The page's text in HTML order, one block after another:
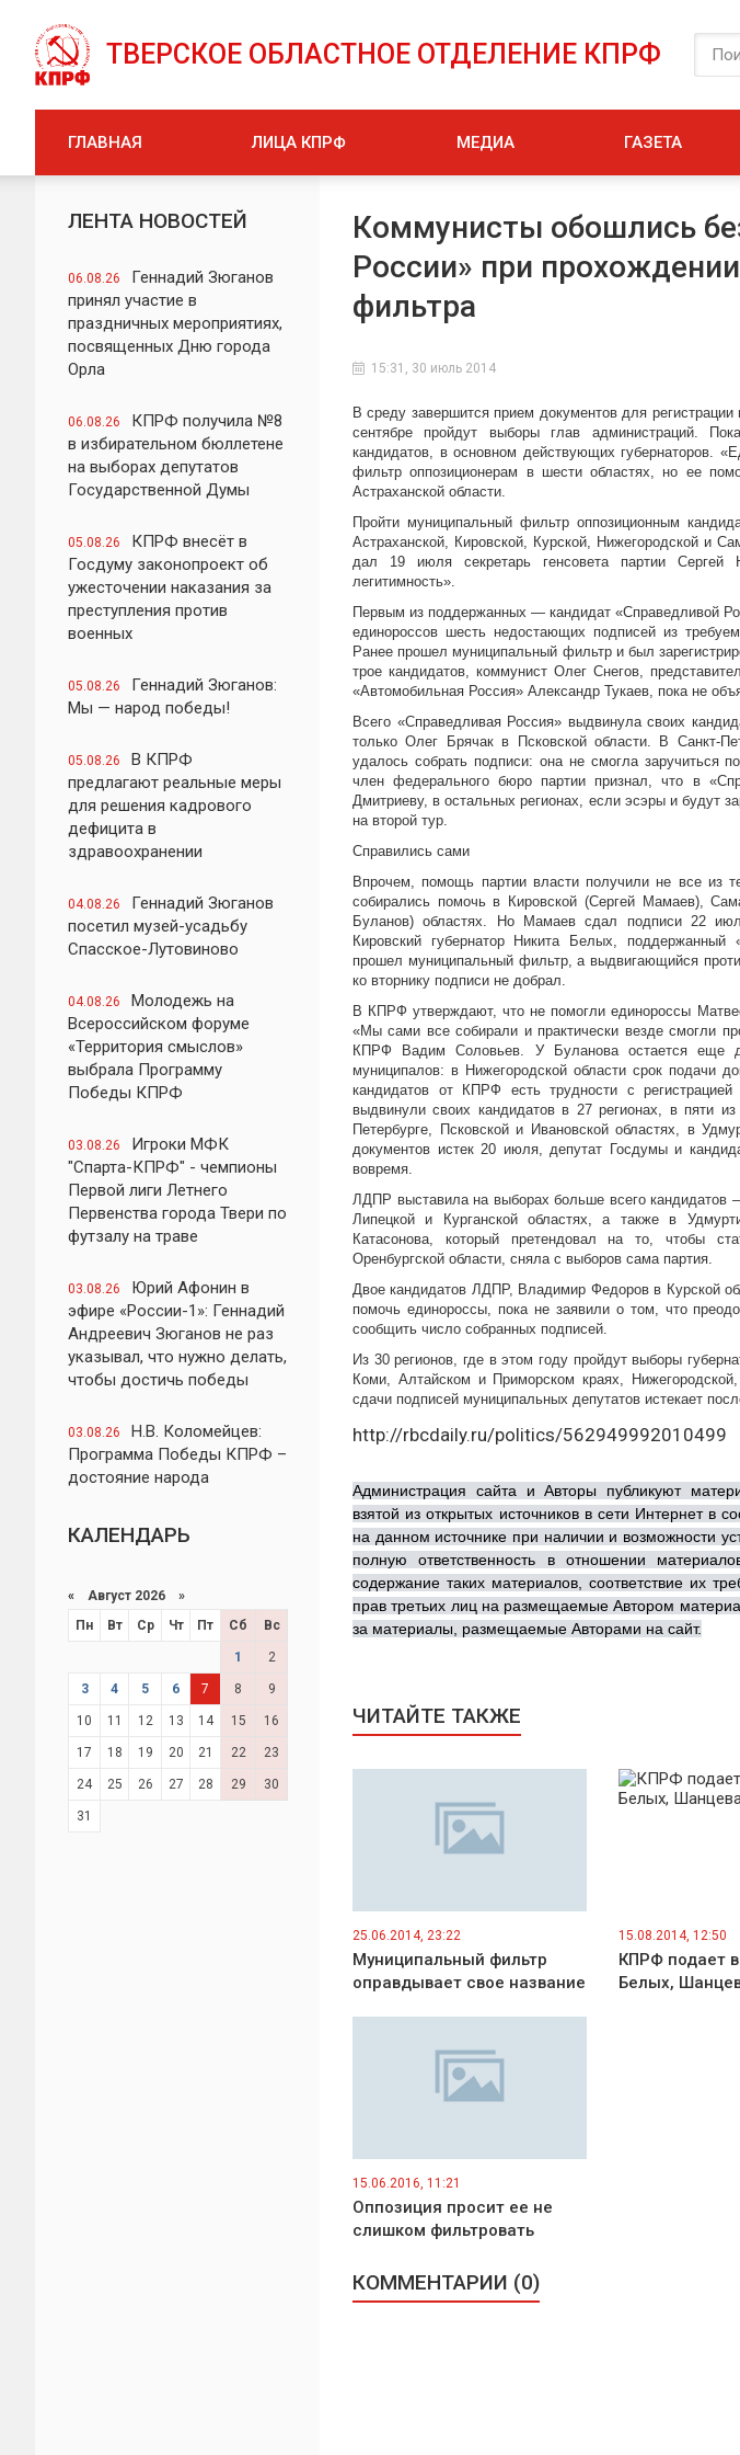
ТВЕРСКОЕ ОБЛАСТНОЕ ОТДЕЛЕНИЕ КПРФ
ГЛАВНАЯ ЛИЦА КПРФ МЕДИА ГАЗЕТА
ЛЕНТА НОВОСТЕЙ
06.08.26
Геннадий Зюганов
принял участие в
праздничных мероприятиях,
посвященных Дню города
Орла
06.08.26
КПРФ получила №8
в избирательном бюллетене
на выборах депутатов
Государственной Думы
05.08.26
КПРФ внесёт в
Госдуму законопроект об
ужесточении наказания за
преступления против
военных
05.08.26
Геннадий Зюганов:
Мы — народ победы!
05.08.26
В КПРФ
предлагают реальные меры
для решения кадрового
дефицита в
здравоохранении
04.08.26
Геннадий Зюганов
посетил музей-усадьбу
Спасское-Лутовиново
04.08.26
Молодежь на
Всероссийском форуме
«Территория смыслов»
выбрала Программу
Победы КПРФ
03.08.26
Игроки МФК
"Спарта-КПРФ" - чемпионы
Первой лиги Летнего
Первенства города Твери по
футзалу на траве
03.08.26
Юрий Афонин в
эфире «России-1»: Геннадий
Андреевич Зюганов не раз
указывал, что нужно делать,
чтобы достичь победы
03.08.26
Н.В. Коломейцев:
Программа Победы КПРФ –
достояние народа
КАЛЕНДАРЬ
« Август 2026 »
Пн
Вт Ср Чт Пт Сб Вс
1 2
3 4 5 6 7 8 9
10 11 12 13 14 15 16
17 18 19 20 21 22 23
24 25 26 27 28 29 30
31
Коммунисты обошлись
России» при
фильтра
15:31, 30 июль 2014
В среду завершится прием документов для
сентябре пройдут выборы глав администраций.
кандидатов, в основном действующих губернаторов.
фильтр оппозиционерам в шести областях, но ее
Астраханской области.
Пройти муниципальный фильтр оппозиционным
Астраханской, Кировской, Курской, Нижегородской и
дал 19 июля секретарь генсовета партии Сергей
легитимность».
Первым из поддержанных — кандидат «Справедливой
единороссов шесть недостающих подписей из
Ранее прошел муниципальный фильтр и был
трое кандидатов, коммунист Олег Снегов,
«Автомобильная Россия» Александр Тукаев, пока не
Всего «Справедливая Россия» выдвинула своих
только Олег Брячак в Псковской области. В Санкт-
удалось собрать подписи: она не смогла заручиться
член федерального бюро партии признал, что в
Дмитриеву, в остальных регионах, если эсэры и будут
на второй тур.
Справились сами
Впрочем, помощь партии власти получили не все из
собирались помочь в Кировской (Сергей Мамаев),
Буланов) областях. Но Мамаев сдал подписи 22
Кировский губернатор Никита Белых,
прошел муниципальный фильтр, а выдвигающийся
ко вторнику подписи не добрал.
В КПРФ утверждают, что не помогли единороссы
«Мы сами все собирали и практически везде смогли
КПРФ Вадим Соловьев. У Буланова остается еще
муниципалов: в Нижегородской области срок подачи
кандидатов от КПРФ есть трудности с
выдвинули своих кандидатов в 27 регионах, в пяти
Петербурге, Псковской и Ивановской областях, в
документов истек 20 июля, депутат Госдумы и
вовремя.
ЛДПР выставила на выборах больше всего кандидатов
Липецкой и Курганской областях, а также в
Катасонова, который претендовал на то, чтобы
Оренбургской области, сняла с выборов сама партия.
Двое кандидатов ЛДПР, Владимир Федоров в Курской
помочь единороссы, пока не заявили о том, что
сообщить число собранных подписей.
Из 30 регионов, где в этом году пройдут выборы
Коми, Алтайском и Приморском краях,
сдачи подписей муниципальных депутатов истекает
http://rbcdaily.ru/politics/562949992010499
Администрация сайта и Авторы публикуют
взятой из открытых источников в сети Интернет в
на данном источнике при наличии и возможности
полную ответственность в отношении
содержание таких материалов, соответствие их
прав третьих лиц на размещаемые Автором
за материалы, размещаемые Авторами на сайт.
ЧИТАЙТЕ ТАКЖЕ
25.06.2014, 23:22
Муниципальный фильтр
оправдывает свое название
15.08.2014, 12:50
КПРФ подает
Белых,
15.06.2016, 11:21
Оппозиция просит ее не
слишком фильтровать
КОММЕНТАРИИ (0)